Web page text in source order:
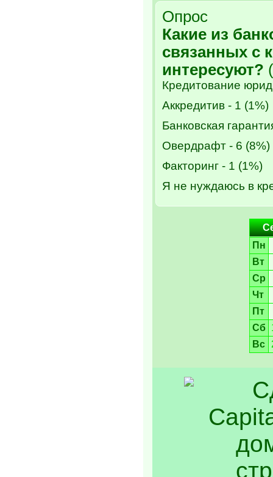
Опрос
Какие из
связанных с
интересуют?
Кредитование
Аккредитив - 1 (1%)
Банковская
Овердрафт - 6 (8%)
Факторинг - 1 (1%)
Я не нуждаюсь в
Пн
Вт
Ср
Чт
Пт
Сб
Вс